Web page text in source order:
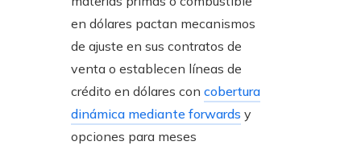
en dólares pactan mecanismos
de ajuste en sus contratos de
venta o establecen líneas de
crédito en dólares con cobertura
dinámica mediante forwards y
opciones para meses